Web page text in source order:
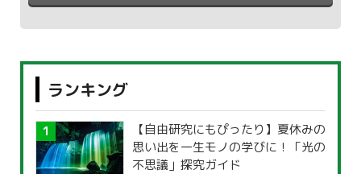
ランキング
【自由研究にもぴったり】夏休みの
思い出を一生モノの学びに！「光の
不思議」探究ガイド